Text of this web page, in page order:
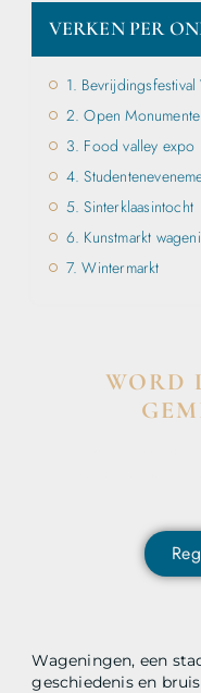
Wageningen, een
geschiedenis en
VERKEN PER
1.
2. Open
3. Food valley expo
4.
5. Sinterklaasintocht
6. Kunstmarkt
7. Wintermarkt
WORD